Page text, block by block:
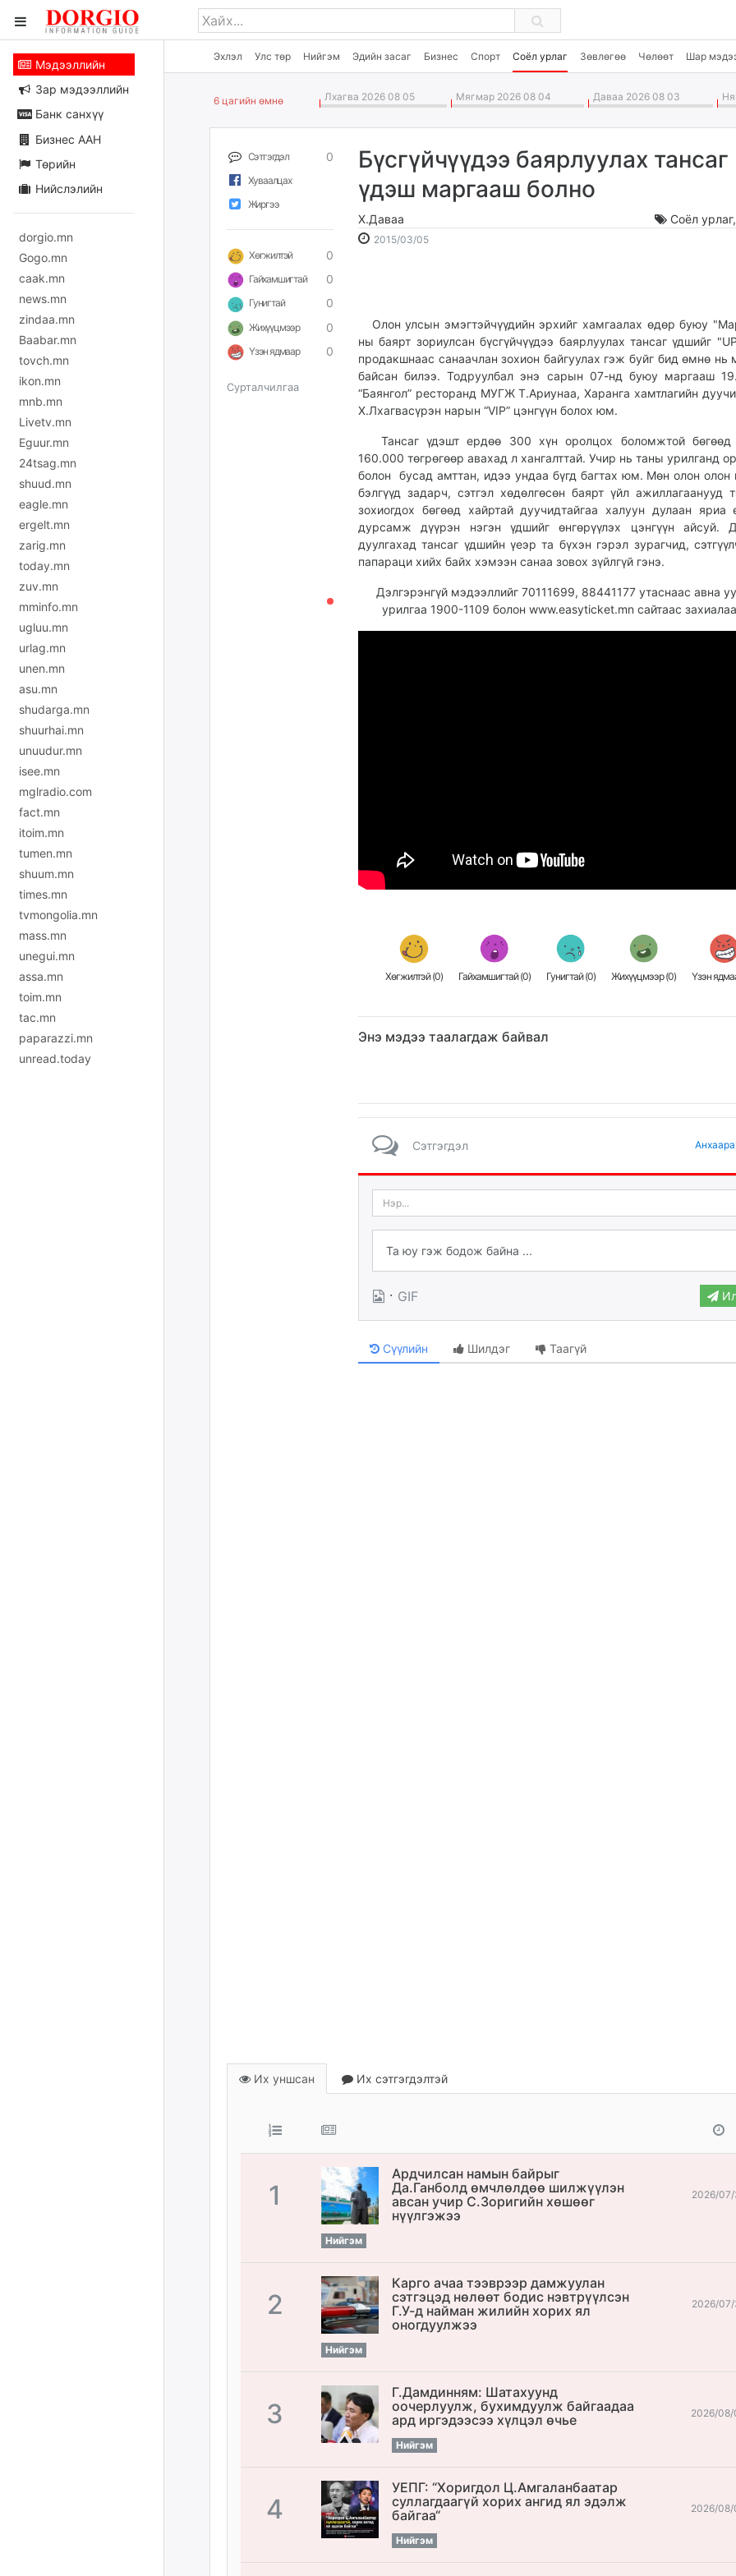
Эхлэл Улс төр Нийгэм Эдийн засаг Бизнес Спорт Соёл урлаг Зөвлөгөө Чөлөөт Шар
Мэдээллийн
Зар мэдээллийн
Банк санхүү
Бизнес ААН
Төрийн
Нийслэлийн
dorgio.mn
Gogo.mn
caak.mn
news.mn
zindaa.mn
Baabar.mn
tovch.mn
ikon.mn
mnb.mn
Livetv.mn
Eguur.mn
24tsag.mn
shuud.mn
eagle.mn
ergelt.mn
zarig.mn
today.mn
zuv.mn
mminfo.mn
ugluu.mn
urlag.mn
unen.mn
asu.mn
shudarga.mn
shuurhai.mn
unuudur.mn
isee.mn
mglradio.com
fact.mn
itoim.mn
tumen.mn
shuum.mn
times.mn
tvmongolia.mn
mass.mn
unegui.mn
assa.mn
toim.mn
tac.mn
paparazzi.mn
unread.today
6 цагийн өмнө Лхагва 2026 08 05 Мягмар 2026 08 04 Даваа 2026 08 03
Сэтгэгдэл 0
Хуваалцах
Жиргээ
Хөгжилтэй 0
Гайхамшигтай 0
Гунигтай 0
Жихүүцмээр 0
Үзэн ядмаар 0
Сурталчилгаа
Бүсгүйчүүдээ баярлуулах тансаг
үдэш маргааш болно
Х.Даваа Соёл урлаг
2015/03/052015-
2026-
Олон улсын эмэгтэйчүүдийн эрхийг хамгаалах өдөр буюу
ны баярт зориулсан бүсгүйчүүдээ баярлуулах тансаг үдшийг
продакшнаас санаачлан зохион байгуулах гэж буйг бид өмнө нь
байсан билээ. Тодруулбал энэ сарын 07-нд буюу маргааш
“Баянгол” ресторанд МУГЖ Т.Ариунаа, Харанга хамтлагийн
Х.Лхагвасүрэн нарын “VIP” цэнгүүн болох юм.
Тансаг үдэшт ердөө 300 хүн оролцох боломжтой бөгөөд
160.000 төгрөгөөр авахад л хангалттай. Учир нь таны урилганд
болон бусад амттан, идээ ундаа бүгд багтах юм. Мөн олон олон
бэлгүүд задарч, сэтгэл хөдөлгөсөн баярт үйл ажиллагаанууд
зохиогдох бөгөөд хайртай дуучидтайгаа халуун дулаан яриа
дурсамж дүүрэн нэгэн үдшийг өнгөрүүлэх цэнгүүн айсуй.
дуулгахад тансаг үдшийн үеэр та бүхэн гэрэл зурагчид,
папараци хийх байх хэмээн санаа зовох зүйлгүй гэнэ.
Дэлгэрэнгүй мэдээллийг 70111699, 88441177 утаснаас авна
урилгаа 1900-1109 болон www.easyticket.mn сайтаас
Хөгжилтэй (0) Гайхамшигтай (0) Гунигтай (0) Жихүүцмээр (0) Үзэн
Энэ мэдээ таалагдаж байвал
Сэтгэгдэл
· GIF
Сүүлийн Шилдэг Таагүй
Их уншсан Их сэтгэгдэлтэй
1
Ардчилсан намын байрыг
Да.Ганболд өмчлөлдөө шилжүүлэн
авсан учир С.Зоригийн хөшөөг
нүүлгэжээ
Нийгэм
2026/07/
2
Карго ачаа тээврээр дамжуулан
сэтгэцэд нөлөөт бодис нэвтрүүлсэн
Г.У-д найман жилийн хорих ял
оногдуулжээ
Нийгэм
2026/07/
3
Г.Дамдинням: Шатахуунд
оочерлуулж, бухимдуулж байгаадаа
ард иргэдээсээ хүлцэл өчье
Нийгэм
2026/08/
4
УЕПГ: “Хоригдол Ц.Амгаланбаатар
cуллагдаагүй хорих ангид ял эдэлж
байгаа“
Нийгэм
2026/08/